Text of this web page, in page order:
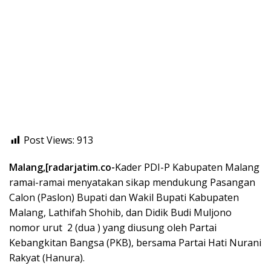
Post Views: 913
Malang,[radarjatim.co-Kader PDI-P Kabupaten Malang
ramai-ramai menyatakan sikap mendukung Pasangan
Calon (Paslon) Bupati dan Wakil Bupati Kabupaten
Malang, Lathifah Shohib, dan Didik Budi Muljono
nomor urut 2 (dua ) yang diusung oleh Partai
Kebangkitan Bangsa (PKB), bersama Partai Hati Nurani
Rakyat (Hanura).